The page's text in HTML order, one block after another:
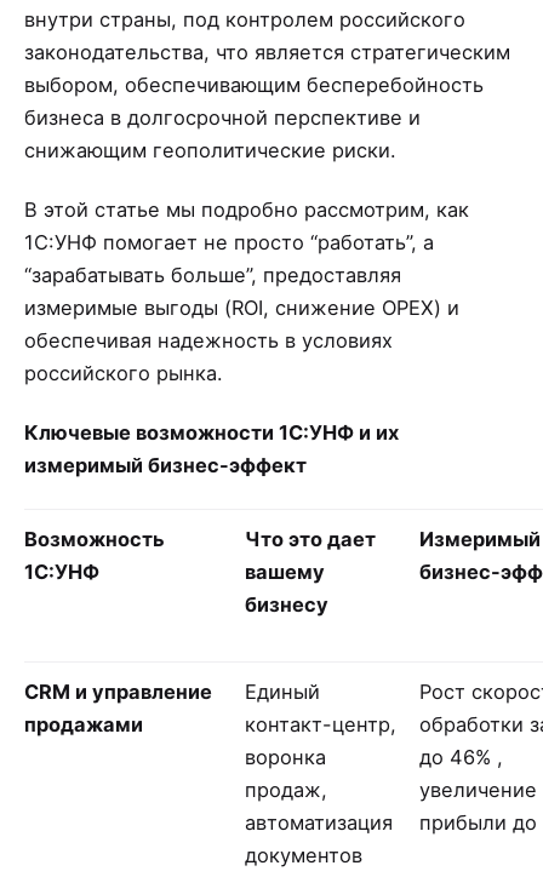
внутри страны, под контролем российского
законодательства, что является стратегическим
выбором, обеспечивающим бесперебойность
бизнеса в долгосрочной перспективе и
снижающим геополитические риски.
В этой статье мы подробно рассмотрим, как
1С:УНФ помогает не просто “работать”, а
“зарабатывать больше”, предоставляя
измеримые выгоды (ROI, снижение OPEX) и
обеспечивая надежность в условиях
российского рынка.
Ключевые возможности 1С:УНФ и их
измеримый бизнес-эффект
Возможность
1С:УНФ
Что это дает
вашему
бизнесу
Измеримый
бизнес-
CRM и управление
продажами
Единый
контакт-центр,
воронка
продаж,
автоматизация
документов
Рост
обработки
до 46% ,
увеличение
прибыли до